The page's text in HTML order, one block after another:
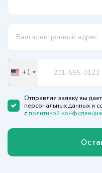
United
+1
Отправляя заявку вы
персональных данных и
с политикой